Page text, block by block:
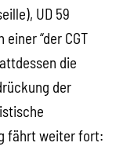
UD 59
“der CGT
die
der
fährt weiter fort: